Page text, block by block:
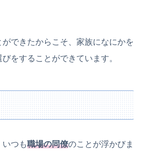
できたからこそ、家族になにかを
をすることができています。
いつも職場の同僚のことが浮かびま